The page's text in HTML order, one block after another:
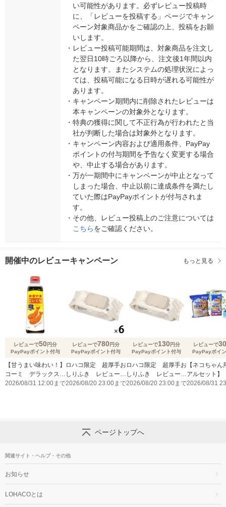
い可能性があります。必ずレビュー投稿時
に、「レビューを投稿する」ページでキャン
ペーン対象商品かをご確認の上、投稿をお願
いします。
・ レビュー投稿可能期間は、対象商品を注文し
た翌日10時ごろ以降から、注文後1年間以内
となります。またシステムの処理状況によっ
ては、投稿可能になる日時が遅れる可能性が
あります。
・ キャンペーン期間内に削除されたレビューは
本キャンペーンの対象外となります。
・ 特典の獲得に関して不正行為が行われたと当
社が判断した場合は対象外となります。
・ キャンペーン内容および適用条件、PayPay
ポイントの付与期間を予告なく変更する場合
や、中止する場合があります。
・ 万が一期間中にキャンペーンが中止となって
しまった場合、中止以前に達成条件を満たし
ていた際はPayPayポイントが付与されま
す。
・ その他、レビュー投稿上のご注意については
こちらをご確認ください。
開催中のレビューキャンペーン もっと見る
レビューで50円分
PayPayポイント付与
【甘うまい味わい！】
コーミ デラックスこ
いくちソース
2026/08/31 12:00まで
レビューで780円分
PayPayポイント付与
ロハコ限定 超厚手お
しりふき レビューで
お得なキャンペーン
2026/08/20 23:00まで
レビューで130円分
PayPayポイント付与
ロハコ限定 超厚手お
しりふき レビューで
お得なキャンペーン
2026/08/20 23:00まで
レビューで
PayPayポイ
【ネコちゃん
アルセット
ールPet キミ
2026/08/31
ページトップへ
関連サイト・ヘルプ・その他
お知らせ
LOHACOとは